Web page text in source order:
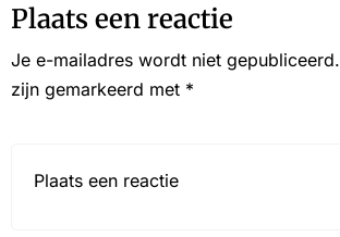
Plaats een reactie
Je e-mailadres wordt niet gepubliceerd.
zijn gemarkeerd met *